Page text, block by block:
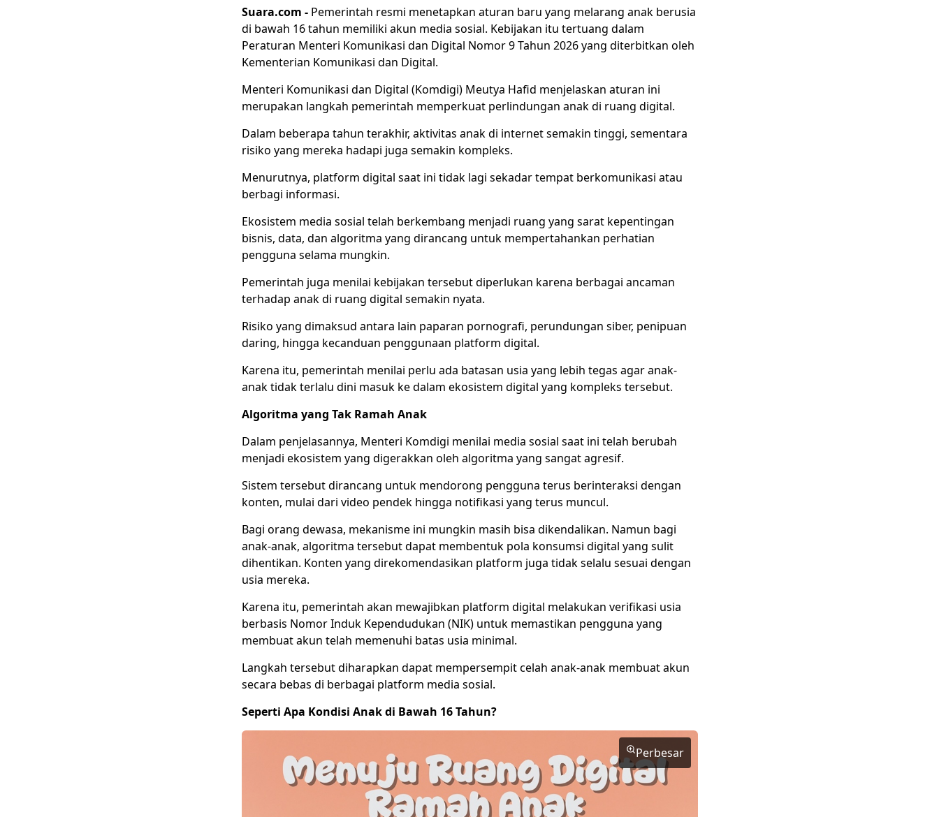
Suara.com - Pemerintah resmi menetapkan aturan baru yang melarang anak berusia
di bawah 16 tahun memiliki akun media sosial. Kebijakan itu tertuang dalam
Peraturan Menteri Komunikasi dan Digital Nomor 9 Tahun 2026 yang diterbitkan oleh
Kementerian Komunikasi dan Digital.
Menteri Komunikasi dan Digital (Komdigi) Meutya Hafid menjelaskan aturan ini
merupakan langkah pemerintah memperkuat perlindungan anak di ruang digital.
Dalam beberapa tahun terakhir, aktivitas anak di internet semakin tinggi, sementara
risiko yang mereka hadapi juga semakin kompleks.
Menurutnya, platform digital saat ini tidak lagi sekadar tempat berkomunikasi atau
berbagi informasi.
Ekosistem media sosial telah berkembang menjadi ruang yang sarat kepentingan
bisnis, data, dan algoritma yang dirancang untuk mempertahankan perhatian
pengguna selama mungkin.
Pemerintah juga menilai kebijakan tersebut diperlukan karena berbagai ancaman
terhadap anak di ruang digital semakin nyata.
Risiko yang dimaksud antara lain paparan pornografi, perundungan siber, penipuan
daring, hingga kecanduan penggunaan platform digital.
Karena itu, pemerintah menilai perlu ada batasan usia yang lebih tegas agar anak-
anak tidak terlalu dini masuk ke dalam ekosistem digital yang kompleks tersebut.
Algoritma yang Tak Ramah Anak
Dalam penjelasannya, Menteri Komdigi menilai media sosial saat ini telah berubah
menjadi ekosistem yang digerakkan oleh algoritma yang sangat agresif.
Sistem tersebut dirancang untuk mendorong pengguna terus berinteraksi dengan
konten, mulai dari video pendek hingga notifikasi yang terus muncul.
Bagi orang dewasa, mekanisme ini mungkin masih bisa dikendalikan. Namun bagi
anak-anak, algoritma tersebut dapat membentuk pola konsumsi digital yang sulit
dihentikan. Konten yang direkomendasikan platform juga tidak selalu sesuai dengan
usia mereka.
Karena itu, pemerintah akan mewajibkan platform digital melakukan verifikasi usia
berbasis Nomor Induk Kependudukan (NIK) untuk memastikan pengguna yang
membuat akun telah memenuhi batas usia minimal.
Langkah tersebut diharapkan dapat mempersempit celah anak-anak membuat akun
secara bebas di berbagai platform media sosial.
Seperti Apa Kondisi Anak di Bawah 16 Tahun?
Perbesar